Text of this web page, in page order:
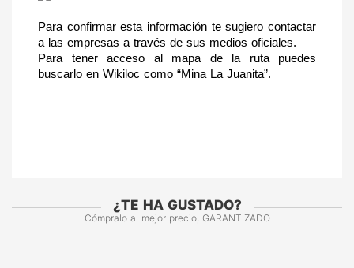
Para confirmar esta información te sugiero contactar
a las empresas a través de sus medios oficiales.
Para tener acceso al mapa de la ruta puedes
buscarlo en Wikiloc como “Mina La Juanita”.
¿TE HA GUSTADO?
Cómpralo al mejor precio, GARANTIZADO